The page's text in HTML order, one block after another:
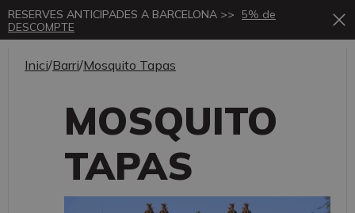
RESERVES ANTICIPADES A BARCELONA >> 5% de
DESCOMPTE
Inici/Barri/Mosquito Tapas
MOSQUITO
TAPAS